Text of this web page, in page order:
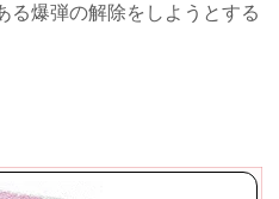
る爆弾の解除をしようとする